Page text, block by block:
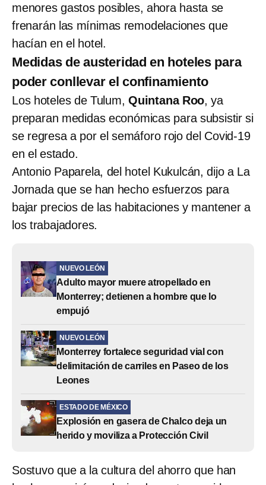
menores gastos posibles, ahora hasta se
frenarán las mínimas remodelaciones que
hacían en el hotel.
Medidas de austeridad en hoteles para
poder conllevar el confinamiento
Los hoteles de Tulum, Quintana Roo, ya
preparan medidas económicas para subsistir si
se regresa a por el semáforo rojo del Covid-19
en el estado.
Antonio Paparela, del hotel Kukulcán, dijo a La
Jornada que se han hecho esfuerzos para
bajar precios de las habitaciones y mantener a
los trabajadores.
NUEVO LEÓN
Adulto mayor muere atropellado en
Monterrey; detienen a hombre que lo
empujó
NUEVO LEÓN
Monterrey fortalece seguridad vial con
delimitación de carriles en Paseo de los
Leones
ESTADO DE MÉXICO
Explosión en gasera de Chalco deja un
herido y moviliza a Protección Civil
Sostuvo que a la cultura del ahorro que han